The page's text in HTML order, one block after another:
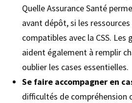
Quelle Assurance Santé
avant dépôt, si les
compatibles avec la CSS. Les
aident également à remplir
oublier les cases essentielles.
Se faire accompagner en
difficultés de compréhension